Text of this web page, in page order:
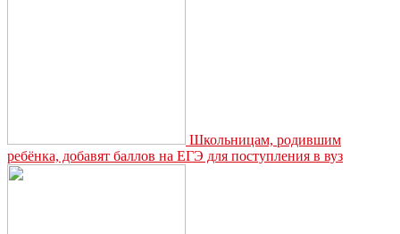
Школьницам, родившим
ребёнка, добавят баллов на ЕГЭ для поступления в вуз